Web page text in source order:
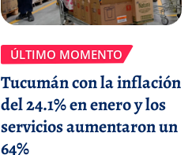
ÚLTIMO MOMENTO
Tucumán con la inflación
del 24.1% en enero y los
servicios aumentaron un
64%